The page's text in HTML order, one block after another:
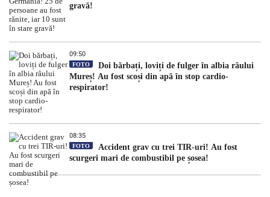
gravă!
09:50
FOTO
Doi bărbați, loviți de fulger în albia râului
Mureș! Au fost scoși din apă în stop cardio-
respirator!
08:35
FOTO
Accident grav cu trei TIR-uri! Au fost
scurgeri mari de combustibil pe șosea!